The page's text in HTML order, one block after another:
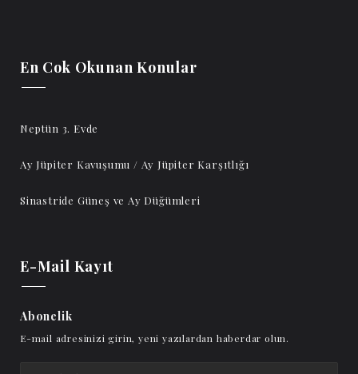
En Cok Okunan Konular
Neptün 3. Evde
Ay Jüpiter Kavuşumu / Ay Jüpiter Karşıtlığı
Sinastride Güneş ve Ay Düğümleri
E-Mail Kayıt
Abonelik
E-mail adresinizi girin, yeni yazılardan haberdar olun.